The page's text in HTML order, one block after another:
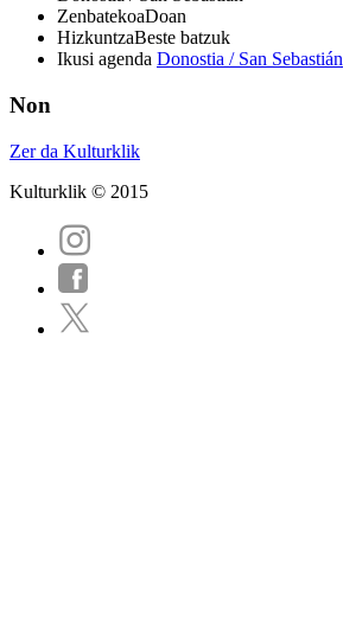
ZenbatekoaDoan
HizkuntzaBeste batzuk
Ikusi agenda Donostia / San Sebastián
Non
Zer da Kulturklik
Kulturklik © 2015